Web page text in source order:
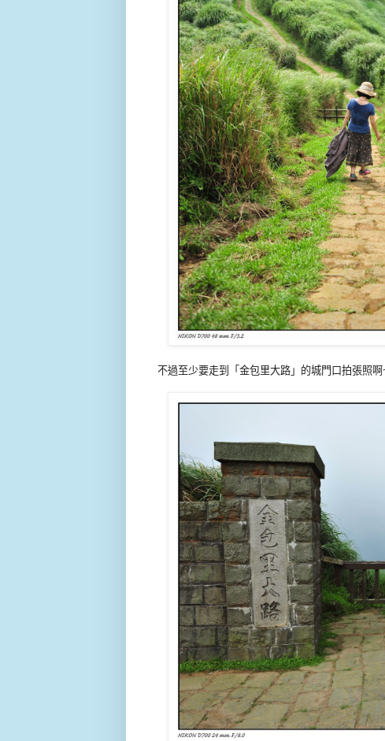
不過至少要走到「金包里大路」的城門口拍張照啊